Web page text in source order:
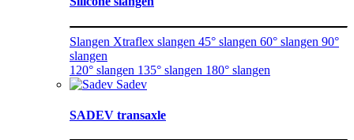
Slangen Xtraflex slangen 45° slangen 60° slangen 90°
slangen
120° slangen 135° slangen 180° slangen
Sadev
SADEV transaxle